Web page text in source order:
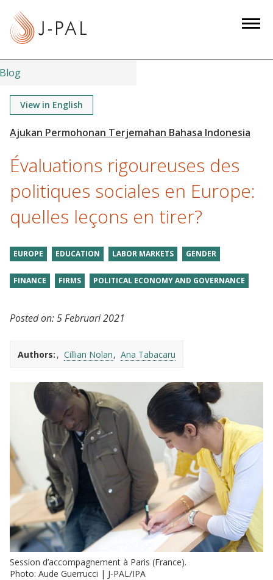
t
Blog
View in English
Évaluations rigoureuses des
politiques sociales en Europe:
quelles leçons en tirer?
EUROPE EDUCATION LABOR MARKETS GENDER
FINANCE FIRMS POLITICAL ECONOMY AND GOVERNANCE
Posted on:5 Februari 2021
Authors: Cillian Nolan Ana Tabacaru
Session d’accompagnement à Paris (France).
Photo: Aude Guerrucci | J-PAL/IPA